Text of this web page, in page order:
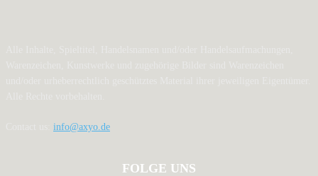
info@axyo.de
FOLGE UNS